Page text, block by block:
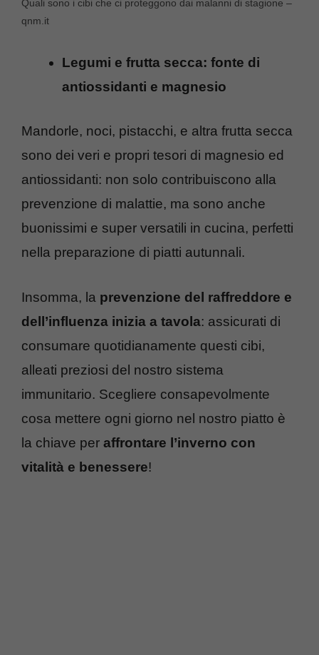
Quali sono i cibi che ci proteggono dai malanni di stagione –
qnm.it
Legumi e frutta secca: fonte di
antiossidanti e magnesio
Mandorle, noci, pistacchi, e altra frutta secca
sono dei veri e propri tesori di magnesio ed
antiossidanti: non solo contribuiscono alla
prevenzione di malattie, ma sono anche
buonissimi e super versatili in cucina, perfetti
nella preparazione di piatti autunnali.
Insomma, la prevenzione del raffreddore e
dell’influenza inizia a tavola: assicurati di
consumare quotidianamente questi cibi,
alleati preziosi del nostro sistema
immunitario. Scegliere consapevolmente
cosa mettere ogni giorno nel nostro piatto è
la chiave per affrontare l’inverno con
vitalità e benessere!